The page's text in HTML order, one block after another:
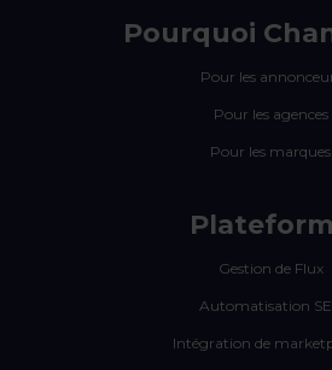
Pourquoi
Pour les
Pour les agences
Pour les marques
Gestion de Flux
Automatisation
Intégration de